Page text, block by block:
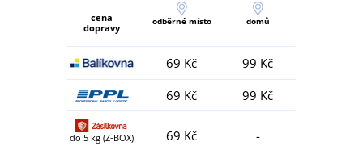
cena
dopravy
odběrné místo domů
69 Kč
99 Kč
69 Kč
99 Kč
do 5 kg (Z-BOX) 69 Kč -